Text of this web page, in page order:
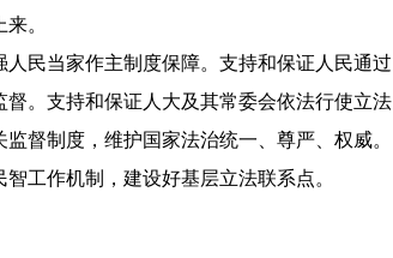
。
民当家作主制度保障。支持和保证人民通过
。支持和保证人大及其常委会依法行使立法
督制度，维护国家法治统一、尊严、权威。
工作机制，建设好基层立法联系点。